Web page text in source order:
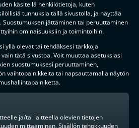
käsitellä henkilötietoja, kuten
tunnuksia tällä sivustolla, ja näyttää
Suostumuksen jättäminen tai peruuttaminen
ominaisuuksiin ja toimintoihin.
yllä olevat tai tehdäksesi tarkkoja
tätä sivustoa. Voit muuttaa asetuksiasi
suostumuksesi peruuttaminen,
vaihtopainikkeita tai napsauttamalla näytön
ja/tai laitteella olevien tietojen
mittaaminen, Sisällön tehokkuuden